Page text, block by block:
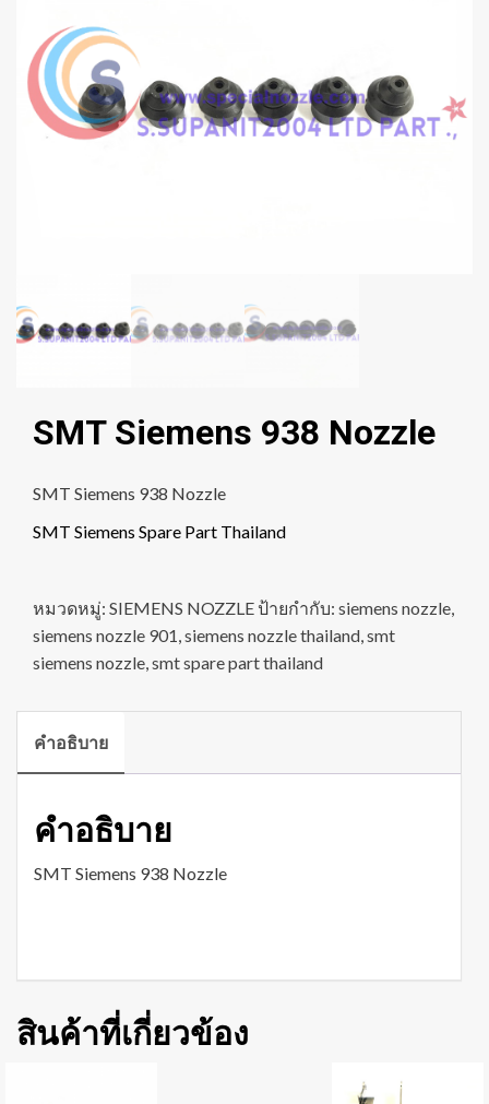
SMT Siemens 938 Nozzle
SMT Siemens 938 Nozzle
SMT Siemens Spare Part Thailand
หมวดหมู่: SIEMENS NOZZLEป้ายกำกับ: siemens nozzle,
siemens nozzle 901,siemens nozzle thailand,smt
siemens nozzle,smt spare part thailand
คำอธิบาย
คำอธิบาย
SMT Siemens 938 Nozzle
สินค้าที่เกี่ยวข้อง